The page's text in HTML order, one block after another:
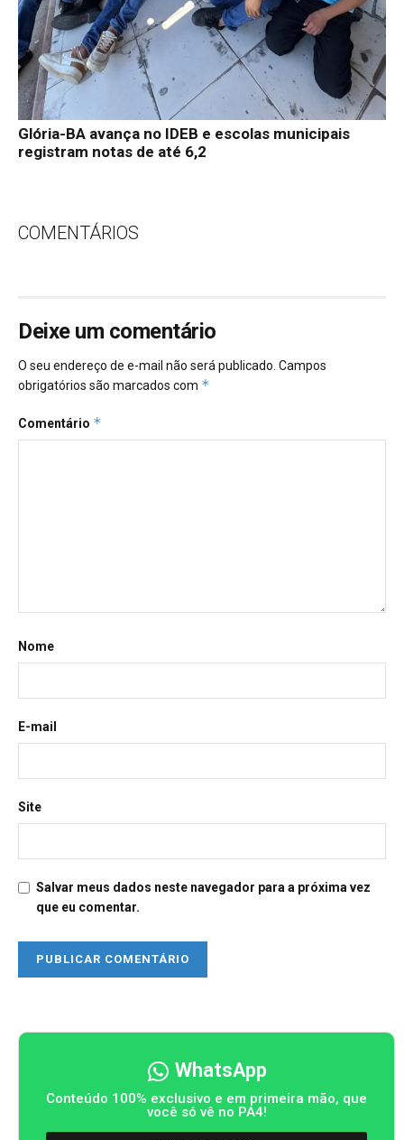
Glória-BA avança no IDEB e escolas municipais
registram notas de até 6,2
COMENTÁRIOS
Deixe um comentário
O seu endereço de e-mail não será publicado. Campos
obrigatórios são marcados com *
Comentário *
Nome
E-mail
Site
Salvar meus dados neste navegador para a próxima vez
que eu comentar.
WhatsApp
Conteúdo 100% exclusivo e em primeira mão, que
você só vê no PA4!